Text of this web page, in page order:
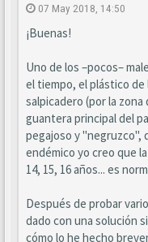
07 May 2018, 14:50
¡Buenas!
Uno de los –pocos–
el tiempo, el plástico
salpicadero (por la
guantera principal del
pegajoso y "negruzco",
endémico yo creo que
14, 15, 16 años... es
Después de probar
dado con una solución
cómo lo he hecho